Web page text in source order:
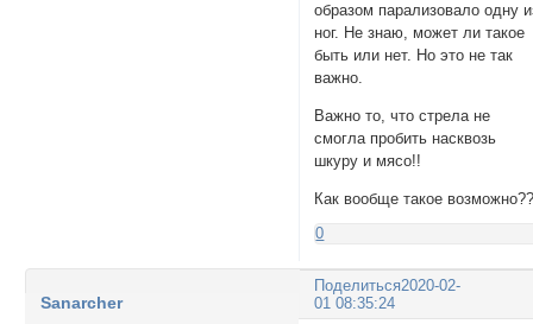
образом парализовало одну
ног. Не знаю, может ли такое
быть или нет. Но это не так
важно.
Важно то, что стрела не
смогла пробить насквозь
шкуру и мясо!!
Как вообще такое
0
Поделиться2020-02-
01 08:35:24
Sanarcher